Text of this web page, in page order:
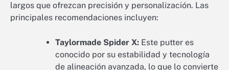
largos que ofrezcan precisión y personalización. Las
principales recomendaciones incluyen:
Taylormade Spider X: Este putter es
conocido por su estabilidad y tecnología
de alineación avanzada, lo que lo convierte